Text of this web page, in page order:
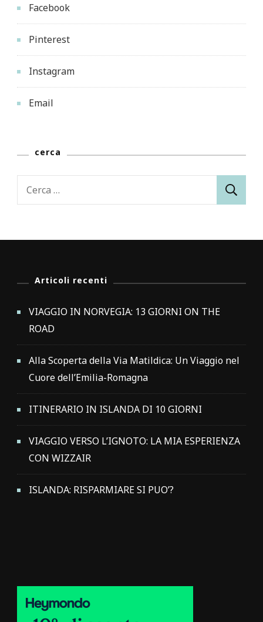
Facebook
Pinterest
Instagram
Email
cerca
Articoli recenti
VIAGGIO IN NORVEGIA: 13 GIORNI ON THE
ROAD
Alla Scoperta della Via Matildica: Un Viaggio nel
Cuore dell’Emilia-Romagna
ITINERARIO IN ISLANDA DI 10 GIORNI
VIAGGIO VERSO L’IGNOTO: LA MIA ESPERIENZA
CON WIZZAIR
ISLANDA: RISPARMIARE SI PUO’?